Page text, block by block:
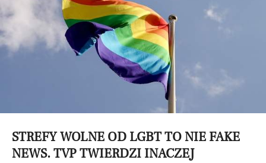
STREFY WOLNE OD LGBT TO NIE FAKE
NEWS. TVP TWIERDZI INACZEJ